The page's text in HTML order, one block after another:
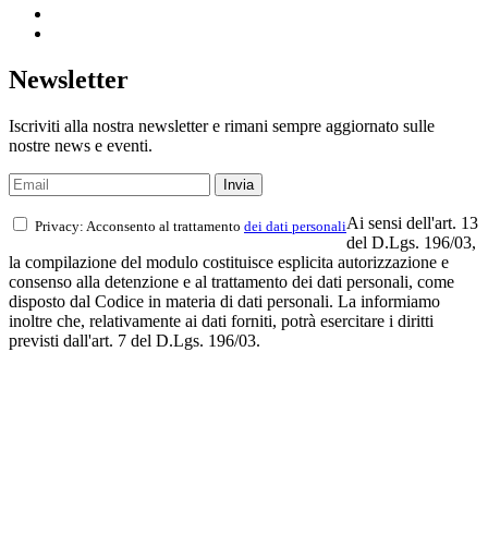
Newsletter
Iscriviti alla nostra newsletter e rimani sempre aggiornato sulle
nostre news e eventi.
Privacy: Acconsento al trattamento dei dati personaliAi sensi dell'art. 13
del D.Lgs. 196/03,
la compilazione del modulo costituisce esplicita autorizzazione e
consenso alla detenzione e al trattamento dei dati personali, come
disposto dal Codice in materia di dati personali. La informiamo
inoltre che, relativamente ai dati forniti, potrà esercitare i diritti
previsti dall'art. 7 del D.Lgs. 196/03.